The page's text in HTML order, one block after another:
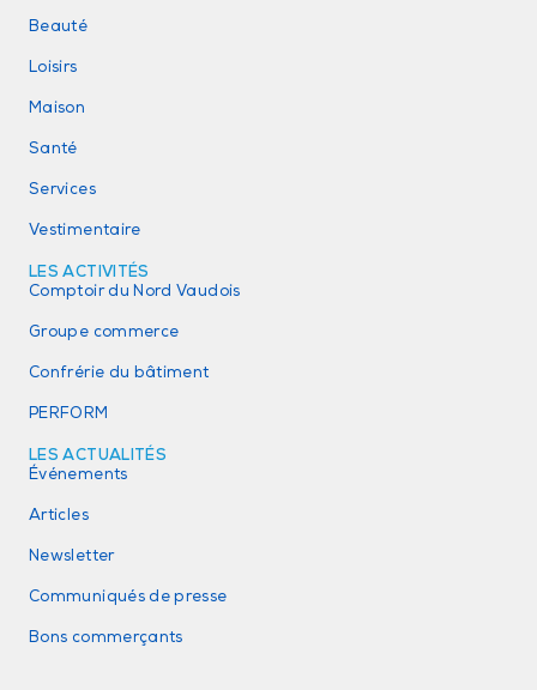
Beauté
Loisirs
Maison
Santé
Services
Vestimentaire
LES ACTIVITÉS
Comptoir du Nord Vaudois
Groupe commerce
Confrérie du bâtiment
PERFORM
LES ACTUALITÉS
Événements
Articles
Newsletter
Communiqués de presse
Bons commerçants